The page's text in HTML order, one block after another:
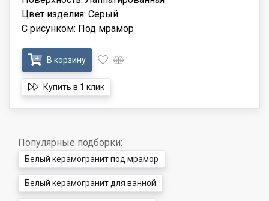
Цвет изделия: Серый
С рисунком: Под мрамор
В корзину
Купить в 1 клик
Популярные подборки:
Белый керамогранит под мрамор
Белый керамогранит для ванной